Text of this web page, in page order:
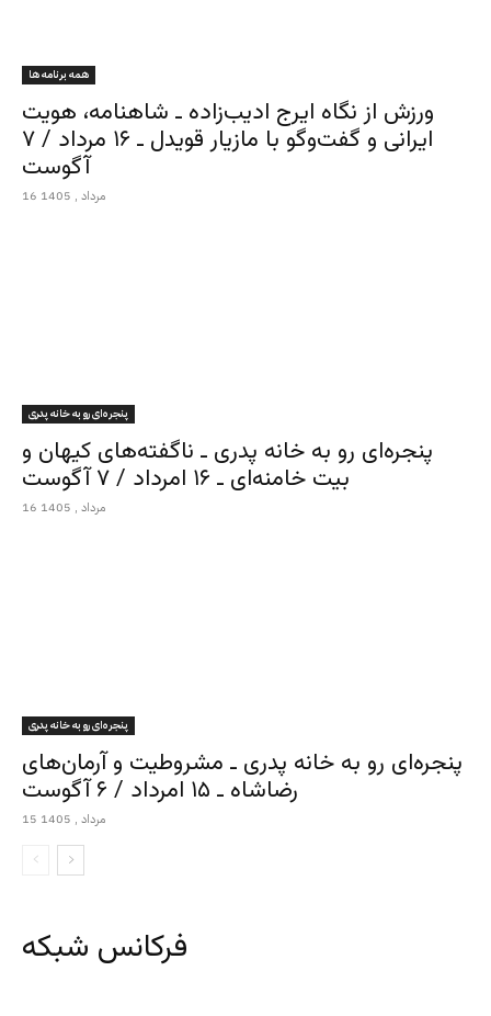
همه برنامه ها
ورزش از نگاه ایرج ادیب‌زاده ـ شاهنامه، هویت
ایرانی و گفت‌وگو با مازیار قویدل ـ ۱۶ مرداد / ۷
آگوست
16 مرداد , 1405
پنجره‌ای رو به خانه پدری
پنجره‌ای رو به خانه پدری ـ ناگفته‌های کیهان و
بیت خامنه‌ای ـ ۱۶ امرداد / ۷ آگوست
16 مرداد , 1405
پنجره‌ای رو به خانه پدری
پنجره‌ای رو به خانه پدری ـ مشروطیت و آرمان‌های
رضاشاه ـ ۱۵ امرداد / ۶ آگوست
15 مرداد , 1405
فرکانس شبکه